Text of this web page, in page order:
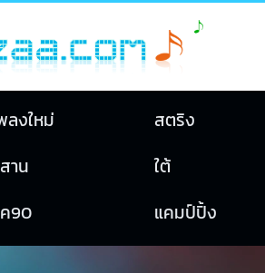
ลงใหม่ สตริง
าน ใต้
90 แคมป์ปิ้ง